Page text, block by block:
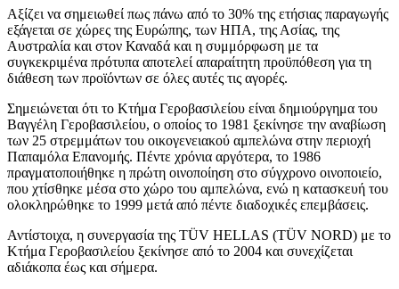
Αξίζει να σημειωθεί πως πάνω από το 30% της ετήσιας παραγωγής
εξάγεται σε χώρες της Ευρώπης, των ΗΠΑ, της Ασίας, της
Αυστραλία και στον Καναδά και η συμμόρφωση με τα
συγκεκριμένα πρότυπα αποτελεί απαραίτητη προϋπόθεση για τη
διάθεση των προϊόντων σε όλες αυτές τις αγορές.
Σημειώνεται ότι το Κτήμα Γεροβασιλείου είναι δημιούργημα του
Βαγγέλη Γεροβασιλείου, ο οποίος το 1981 ξεκίνησε την αναβίωση
των 25 στρεμμάτων του οικογενειακού αμπελώνα στην περιοχή
Παπαμόλα Επανομής. Πέντε χρόνια αργότερα, το 1986
πραγματοποιήθηκε η πρώτη οινοποίηση στο σύγχρονο οινοποιείο,
που χτίσθηκε μέσα στο χώρο του αμπελώνα, ενώ η κατασκευή του
ολοκληρώθηκε το 1999 μετά από πέντε διαδοχικές επεμβάσεις.
Αντίστοιχα, η συνεργασία της TÜV HELLAS (TÜV NORD) με το
Κτήμα Γεροβασιλείου ξεκίνησε από το 2004 και συνεχίζεται
αδιάκοπα έως και σήμερα.